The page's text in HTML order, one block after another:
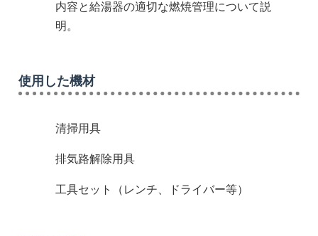
内容と給湯器の適切な燃焼管理について説
明。
使用した機材
清掃用具
排気路解除用具
工具セット（レンチ、ドライバー等）